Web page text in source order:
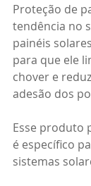
Proteção de
tendência no
painéis
para que ele
chover e
adesão dos
Esse produto
é específico
sistemas